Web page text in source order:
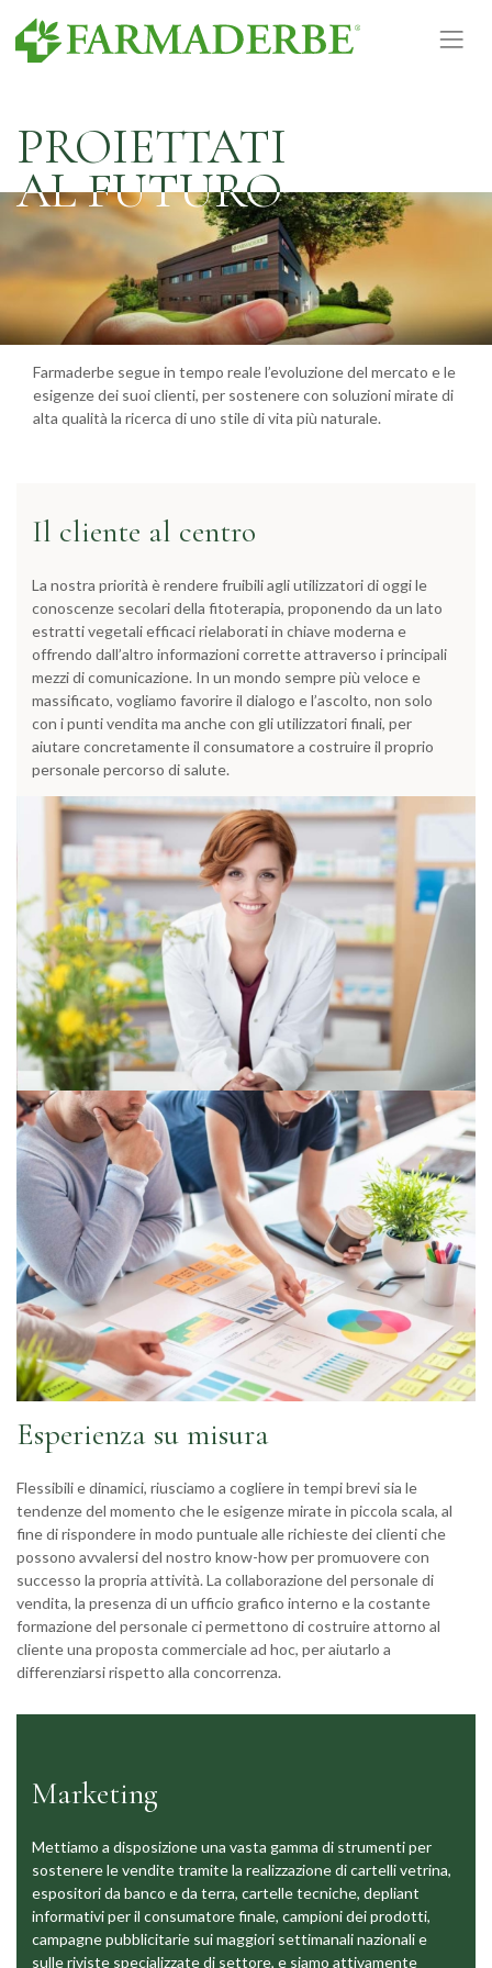
contenuto
PROIETTATI
AL FUTURO
PROIETTATI
AL FUTURO
Farmaderbe segue in tempo reale l’evoluzione del mercato e le
esigenze dei suoi clienti, per sostenere con soluzioni mirate di
alta qualità la ricerca di uno stile di vita più naturale.
Il cliente al centro
La nostra priorità è rendere fruibili agli utilizzatori di oggi le
conoscenze secolari della fitoterapia, proponendo da un lato
estratti vegetali efficaci rielaborati in chiave moderna e
offrendo dall’altro informazioni corrette attraverso i principali
mezzi di comunicazione. In un mondo sempre più veloce e
massificato, vogliamo favorire il dialogo e l’ascolto, non solo
con i punti vendita ma anche con gli utilizzatori finali, per
aiutare concretamente il consumatore a costruire il proprio
personale percorso di salute.
Esperienza su misura
Flessibili e dinamici, riusciamo a cogliere in tempi brevi sia le
tendenze del momento che le esigenze mirate in piccola scala, al
fine di rispondere in modo puntuale alle richieste dei clienti che
possono avvalersi del nostro know-how per promuovere con
successo la propria attività. La collaborazione del personale di
vendita, la presenza di un ufficio grafico interno e la costante
formazione del personale ci permettono di costruire attorno al
cliente una proposta commerciale ad hoc, per aiutarlo a
differenziarsi rispetto alla concorrenza.
Marketing
Mettiamo a disposizione una vasta gamma di strumenti per
sostenere le vendite tramite la realizzazione di cartelli vetrina,
espositori da banco e da terra, cartelle tecniche, depliant
informativi per il consumatore finale, campioni dei prodotti,
campagne pubblicitarie sui maggiori settimanali nazionali e
sulle riviste specializzate di settore, e siamo attivamente